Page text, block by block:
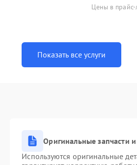
Цены в прайс-
Показать все услуги
Оригинальные запчасти
Используются оригинальные